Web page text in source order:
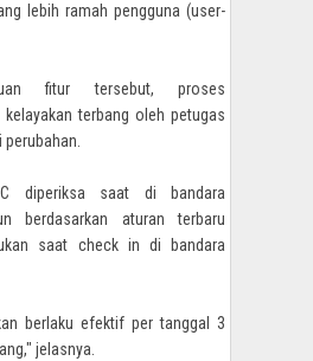
lebih ramah pengguna (user-
fitur tersebut, proses
terbang oleh petugas
perubahan.
diperiksa saat di bandara
berdasarkan aturan terbaru
saat check in di bandara
berlaku efektif per tanggal 3
jelasnya.